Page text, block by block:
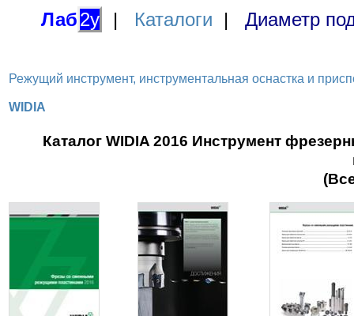
Лаб2у | Каталоги | Диаметр
Режущий инструмент, инструментальная оснастка и
WIDIA
Каталог WIDIA 2016 Инструмент